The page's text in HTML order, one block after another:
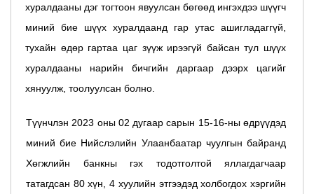
хуралдааны дэг тогтоон явуулсан бөгөөд ингэхдээ шүүгч
миний бие шүүх хуралдаанд гар утас ашигладаггүй,
тухайн өдөр гартаа цаг зүүж ирээгүй байсан тул шүүх
хуралдааны нарийн бичгийн даргаар дээрх цагийг
хянуулж, тоолуулсан болно.
Түүнчлэн 2023 оны 02 дугаар сарын 15-16-ны өдрүүдэд
миний бие Нийслэлийн Улаанбаатар чуулгын байранд
Хөгжлийн банкны гэх тодотголтой яллагдагчаар
татагдсан 80 хүн, 4 хуулийн этгээдэд холбогдох хэргийн